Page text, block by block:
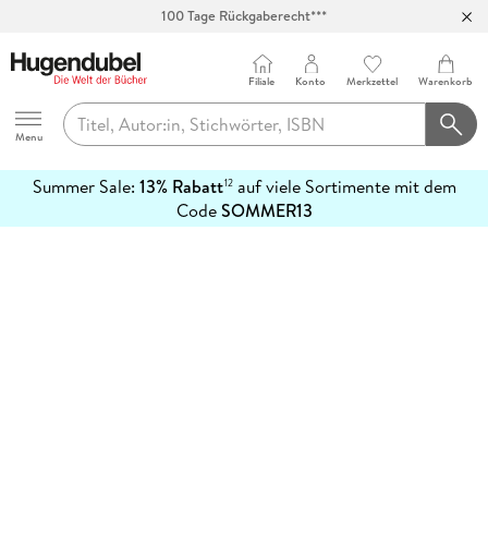
100 Tage Rückgaberecht***
Hugendubel
Menu
Filiale Konto Merkzettel Warenkorb
Summer Sale: 13% Rabatt12auf viele Sortimente mit dem
CodeSOMMER13
erfahren